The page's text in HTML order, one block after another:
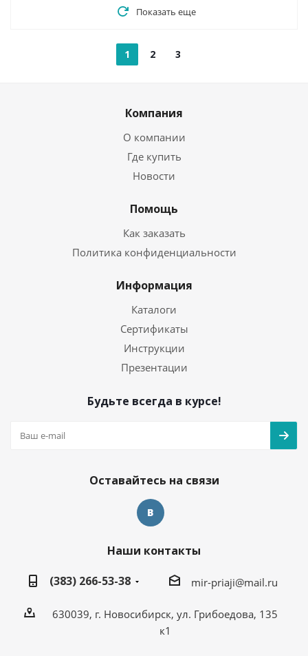
Показать еще
1 2 3
Компания
О компании
Где купить
Новости
Помощь
Как заказать
Политика конфиденциальности
Информация
Каталоги
Сертификаты
Инструкции
Презентации
Будьте всегда в курсе!
Оставайтесь на связи
Наши контакты
(383) 266-53-38
mir-priaji@mail.ru
630039, г. Новосибирск, ул. Грибоедова, 135
к1